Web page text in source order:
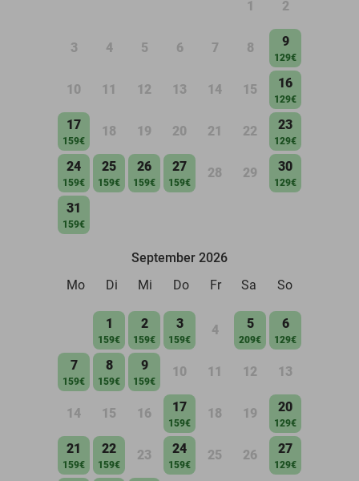
1 2
3 4 5 6 7 8 9
129€
10 11 12 13 14 15 16
129€
17
159€
18 19 20 21 22 23
129€
24
159€
25
159€
26
159€
27
159€
28 29 30
129€
31
159€
September 2026
Mo
Di Mi Do Fr Sa So
1
159€
2
159€
3
159€
4 5
209€
6
129€
7
159€
8
159€
9
159€
10 11 12 13
14 15 16 17
159€
18 19 20
129€
21
159€
22
159€
23 24
159€
25 26 27
129€